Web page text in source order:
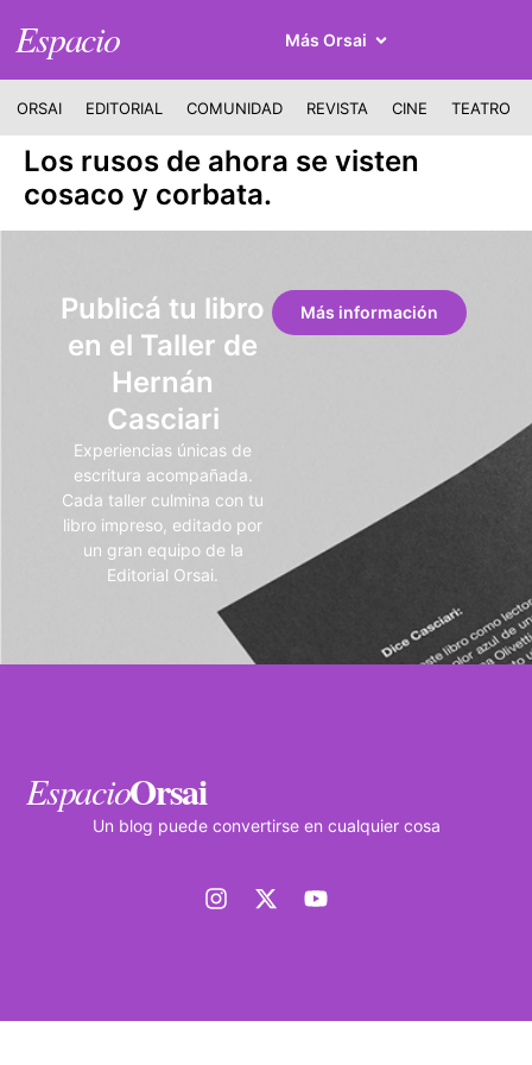
Espacio Más Orsai
ORSAI EDITORIAL COMUNIDAD REVISTA CINE TEATRO
Los rusos de ahora se visten
cosaco y corbata.
Publicá tu libro
en el Taller de
Hernán
Casciari
Experiencias únicas de
escritura acompañada.
Cada taller culmina con tu
libro impreso, editado por
un gran equipo de la
Editorial Orsai.
Más información
EspacioOrsai
Un blog puede convertirse en cualquier cosa